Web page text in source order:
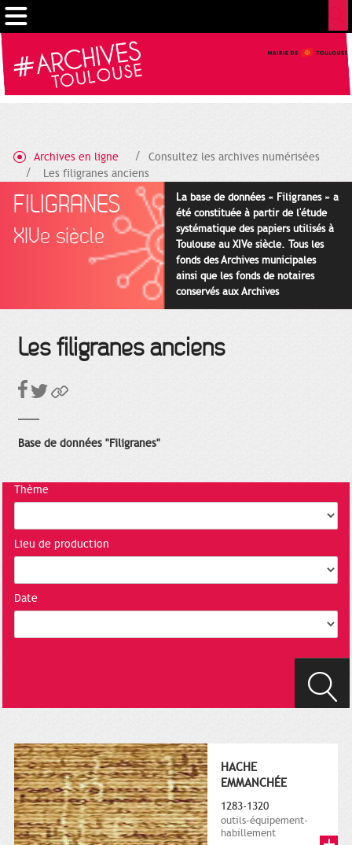
Archives en ligne
Consultez les archives numérisées
Les filigranes anciens
FILIGRANES
XIVe siècle
La base de données « Filigranes » a
été constituée à partir de l'étude
systématique des papiers utilisés à
Toulouse au XIVe siècle. Tous les
fonds des Archives municipales
ainsi que les fonds de notaires
conservés aux Archives
départementales pour cette
Les filigranes anciens
Base de données "Filigranes"
Thème
Lieu de production
Date
HACHE
EMMANCHÉE
1283-1320
outils-équipement-
habillement
Gestion de vos préférences sur les cookies